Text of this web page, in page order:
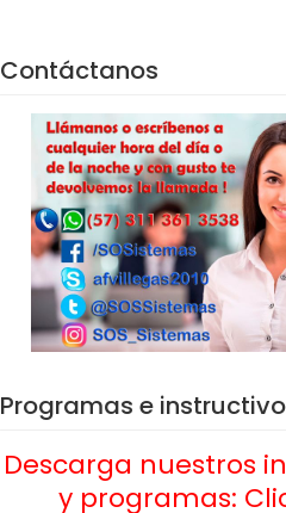
Contáctanos
Programas e
Descarga nuestros
y programas: